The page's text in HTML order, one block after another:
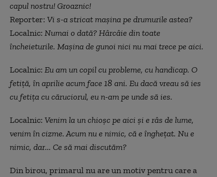
capul nostru! Groaznic!
Reporter: Vi s-a stricat mașina pe drumurile astea?
Localnic: Numai o dată? Hârcâie din toate
încheieturile. Mașina de gunoi nici nu mai trece pe aici.
Localnic: Eu am un copil cu probleme, cu handicap. O
fetiță, în aprilie acum face 18 ani. Eu dacă vreau să ies
cu fetița cu căruciorul, eu n-am pe unde să ies.
Localnic: Venim la un chioșc pe aici și e râs de lume,
venim în cizme. Acum nu e nimic, că e înghețat. Nu e
nimic, dar... Ce să mai discutăm?
Din birou, primarul nu are un motiv pentru care a